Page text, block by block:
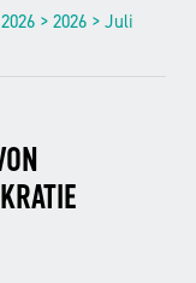
> 2026 > Juli